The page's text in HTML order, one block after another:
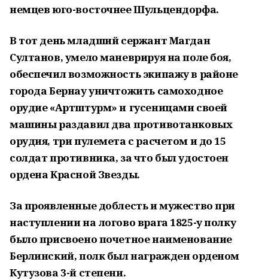
немцев юго-восточнее Шульцендорфа.
В тот день младший сержант Магдан
Султанов, умело маневрируя на поле боя,
обеспечил возможность экипажу в районе
города Бернау уничтожить самоходное
орудие «Артштурм» и гусеницами своей
машины раздавил два противотанковых
орудия, три пулемета с расчетом и до 15
солдат противника, за что был удостоен
ордена Красной Звезды.
За проявленные доблесть и мужество при
наступлении на логово врага 1825-у полку
было присвоено почетное наименование
Берлинский, полк был награжден орденом
Кутузова 3-й степени.